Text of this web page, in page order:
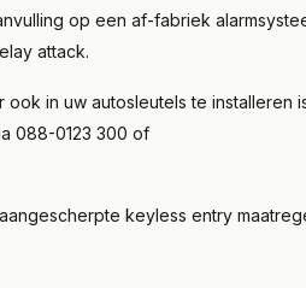
op een af-fabriek
attack.
in uw autosleutels te installeren
088-0123 300 of
keyless entry